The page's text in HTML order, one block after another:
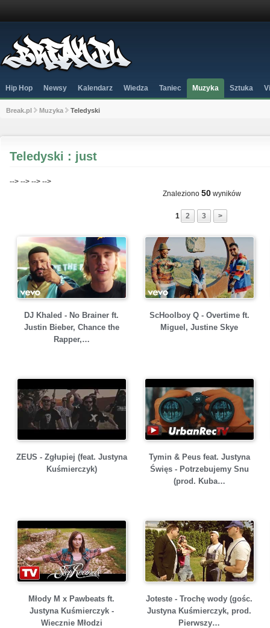
Hip Hop Newsy Kalendarz Wiedza Taniec Muzyka Sztuka
Break.pl Muzyka Teledyski
Teledyski : just
--> --> --> -->
Znaleziono 50 wyników
1 2 3 >
DJ Khaled - No Brainer ft.
Justin Bieber, Chance the
Rapper,…
ScHoolboy Q - Overtime ft.
Miguel, Justine Skye
ZEUS - Zgłupiej (feat. Justyna
Kuśmierczyk)
Tymin & Peus feat. Justyna
Święs - Potrzebujemy Snu
(prod. Kuba…
Młody M x Pawbeats ft.
Justyna Kuśmierczyk -
Wiecznie Młodzi
Joteste - Trochę wody (gośc.
Justyna Kuśmierczyk, prod.
Pierwszy…